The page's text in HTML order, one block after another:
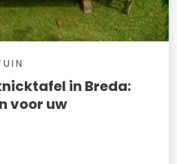
in Breda:
voor uw